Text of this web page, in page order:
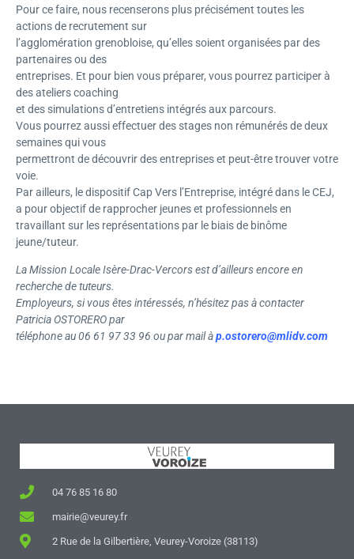
Pour ce faire, nous recenserons plus précisément toutes les
actions de recrutement sur
l’agglomération grenobloise, qu’elles soient organisées par des
partenaires ou des
entreprises. Et pour bien vous préparer, vous pourrez participer à
des ateliers coaching
et des simulations d’entretiens intégrés aux parcours.
Vous pourrez aussi effectuer des stages non rémunérés de deux
semaines qui vous
permettront de découvrir des entreprises et peut-être trouver votre
voie.
Par ailleurs, le dispositif Cap Vers l’Entreprise, intégré dans le CEJ,
a pour objectif de rapprocher jeunes et professionnels en
travaillant sur les représentations par le biais de binôme
jeune/tuteur.
La Mission Locale Isère-Drac-Vercors est d’ailleurs encore en
recherche de tuteurs.
Employeurs, si vous êtes intéressés, n’hésitez pas à contacter
Patricia OSTORERO par
téléphone au 06 61 97 33 96 ou par mail àp.ostorero@mlidv.com
04 76 85 16 80
mairie@veurey.fr
2 Rue de la Gilbertière, Veurey-Voroize (38113)